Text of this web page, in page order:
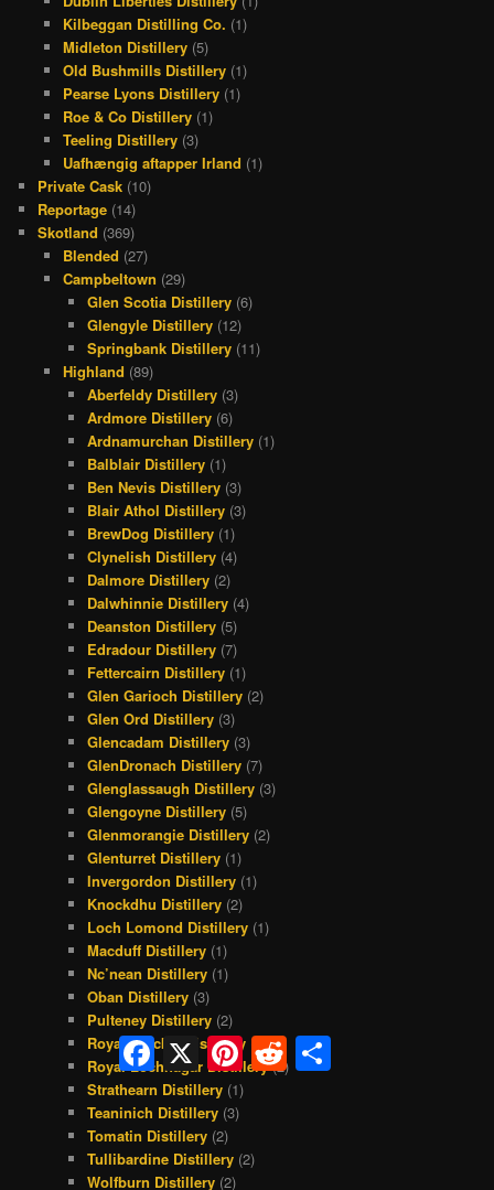
Kilbeggan Distilling Co. (1)
Midleton Distillery(5)
Old Bushmills Distillery(1)
Pearse Lyons Distillery(1)
Roe & Co Distillery(1)
Teeling Distillery(3)
Uafhængig aftapper Irland (1)
Private Cask (10)
Reportage (14)
Skotland (369)
Blended (27)
Campbeltown (29)
Glen Scotia Distillery (6)
Glengyle Distillery (12)
Springbank Distillery (11)
Highland (89)
Aberfeldy Distillery (3)
Ardmore Distillery (6)
Ardnamurchan Distillery (1)
Balblair Distillery (1)
Ben Nevis Distillery (3)
Blair Athol Distillery (3)
BrewDog Distillery (1)
Clynelish Distillery (4)
Dalmore Distillery (2)
Dalwhinnie Distillery (4)
Deanston Distillery (5)
Edradour Distillery (7)
Fettercairn Distillery (1)
Glen Garioch Distillery (2)
Glen Ord Distillery (3)
Glencadam Distillery (3)
GlenDronach Distillery (7)
Glenglassaugh Distillery (3)
Glengoyne Distillery (5)
Glenmorangie Distillery (2)
Glenturret Distillery (1)
Invergordon Distillery (1)
Knockdhu Distillery (2)
Loch Lomond Distillery (1)
Macduff Distillery (1)
Nc’nean Distillery (1)
Oban Distillery (3)
Pulteney Distillery (2)
Royal Brackla Distillery (1)
Royal Lochnagar Distillery(2)
Strathearn Distillery (1)
Teaninich Distillery (3)
Tomatin Distillery (2)
Tullibardine Distillery (2)
Wolfburn Distillery (2)
Facebook
X PinterestReddit